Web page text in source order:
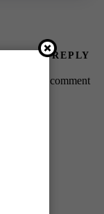
LEAVE A REPLY
to post a comment.